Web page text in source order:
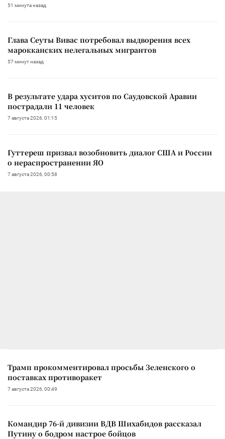
51 минута назад
Глава Сеуты Вивас потребовал выдворения всех
марокканских нелегальных мигрантов
57 минут назад
В результате удара хуситов по Саудовской Аравии
пострадали 11 человек
7 августа 2026, 01:15
Гуттереш призвал возобновить диалог США и России
о нераспространении ЯО
7 августа 2026, 00:58
Трамп прокомментировал просьбы Зеленского о
поставках противоракет
7 августа 2026, 00:49
Командир 76-й дивизии ВДВ Шихабидов рассказал
Путину о бодром настрое бойцов